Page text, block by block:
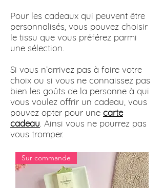
Pour les cadeaux qui peuvent être
personnalisés, vous pouvez choisir
le tissu que vous préférez parmi
une sélection.
Si vous n’arrivez pas à faire votre
choix ou si vous ne connaissez pas
bien les goûts de la personne à qui
vous voulez offrir un cadeau, vous
pouvez opter pour une carte
cadeau . Ainsi vous ne pourrez pas
vous tromper.
Sur commande